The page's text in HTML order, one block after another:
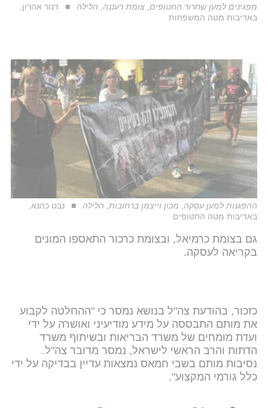
מפגינים למען שחרור החטופים, צומת רעננה, הלילה
דנור אהרון,
באדיבות מטה המשפחות
ההפגנות למען עסקה, מכון וייצמן ברחובות, הלילה
נבט כהנא,
באדיבות מטה החטופים
גם בצומת כרמיאל, ובצומת כרכור התאספו המונים
בקריאה לעסקה.
כזכור, בהודעת צה"ל בנושא נמסר כי "ההחלטה לקבוע
את מותם התבססה על מידע מודיעיני ואושרה על ידי
ועדת מומחים של משרד הבריאות ובשיתוף משרד
הדתות והרב הראשי לישראל, נמסר מדובר צה"ל.
נסיבות מותם בשבי חמאס נמצאות עדיין בבדיקה על ידי
כלל גורמי המקצוע".